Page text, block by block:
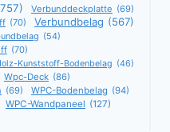
Verbunddeckplatte (69)
(70) Verbundbelag (567)
(54)
(70)
Kunststoff-Bodenbelag (46)
Wpc-Deck (86)
(69) WPC-Bodenbelag (94)
WPC-Wandpaneel (127)